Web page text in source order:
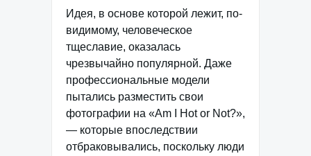
Идея, в основе которой лежит, по-
видимому, человеческое
тщеславие, оказалась
чрезвычайно популярной. Даже
профессиональные модели
пытались разместить свои
фотографии на «Am I Hot or Not?»,
— которые впоследствии
отбраковывались, поскольку люди